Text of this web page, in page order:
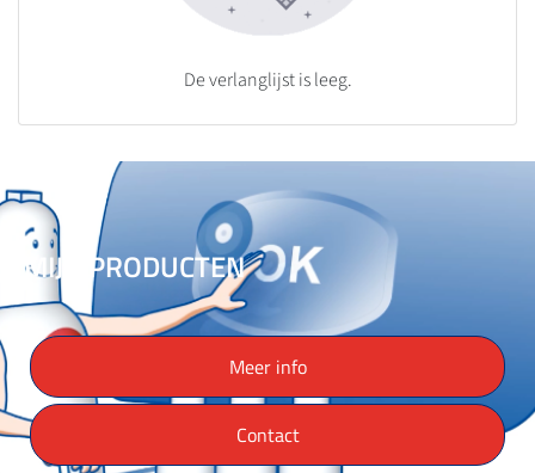
De verlanglijst is leeg.
MIJN PRODUCTEN
Meer info
Contact